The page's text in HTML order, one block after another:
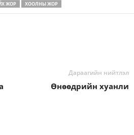
ЖОР ХООЛНЫ ЖОР
Дараагийн нийтлэл
Өнөөдрийн хуанли